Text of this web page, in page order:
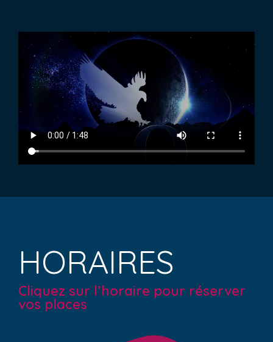
HORAIRES
Cliquez sur l’horaire pour réserver
vos places